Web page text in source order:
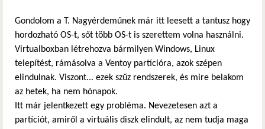
Gondolom a T. Nagyérdeműnek már itt leesett a tantusz hogy
hordozható OS-t, sőt több OS-t is szerettem volna használni.
Virtualboxban létrehozva bármilyen Windows, Linux
telepítést, rámásolva a Ventoy partícióra, azok szépen
elindulnak. Viszont... ezek szűz rendszerek, és mire belakom
az hetek, ha nem hónapok.
Itt már jelentkezett egy probléma. Nevezetesen azt a
partíciót, amiről a virtuális diszk elindult, az nem tudja maga